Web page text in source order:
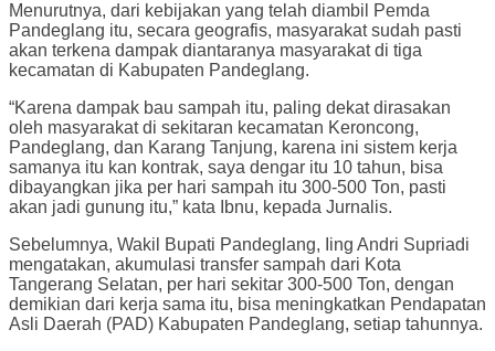
Menurutnya, dari kebijakan yang telah diambil Pemda
Pandeglang itu, secara geografis, masyarakat sudah pasti
akan terkena dampak diantaranya masyarakat di tiga
kecamatan di Kabupaten Pandeglang.
“Karena dampak bau sampah itu, paling dekat dirasakan
oleh masyarakat di sekitaran kecamatan Keroncong,
Pandeglang, dan Karang Tanjung, karena ini sistem kerja
samanya itu kan kontrak, saya dengar itu 10 tahun, bisa
dibayangkan jika per hari sampah itu 300-500 Ton, pasti
akan jadi gunung itu,” kata Ibnu, kepada Jurnalis.
Sebelumnya, Wakil Bupati Pandeglang, Iing Andri Supriadi
mengatakan, akumulasi transfer sampah dari Kota
Tangerang Selatan, per hari sekitar 300-500 Ton, dengan
demikian dari kerja sama itu, bisa meningkatkan Pendapatan
Asli Daerah (PAD) Kabupaten Pandeglang, setiap tahunnya.